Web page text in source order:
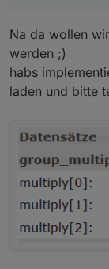
Na da wollen
werden ;)
habs
laden und bitte